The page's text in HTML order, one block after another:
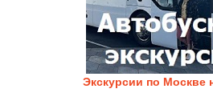
Экскурсии по Москве